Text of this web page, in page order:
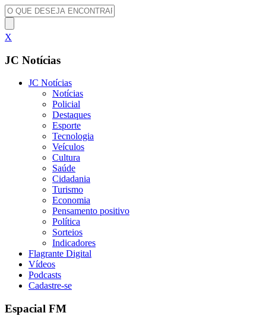
X
JC Notícias
JC Notícias
Notícias
Policial
Destaques
Esporte
Tecnologia
Veículos
Cultura
Saúde
Cidadania
Turismo
Economia
Pensamento positivo
Política
Sorteios
Indicadores
Flagrante Digital
Vídeos
Podcasts
Cadastre-se
Espacial FM